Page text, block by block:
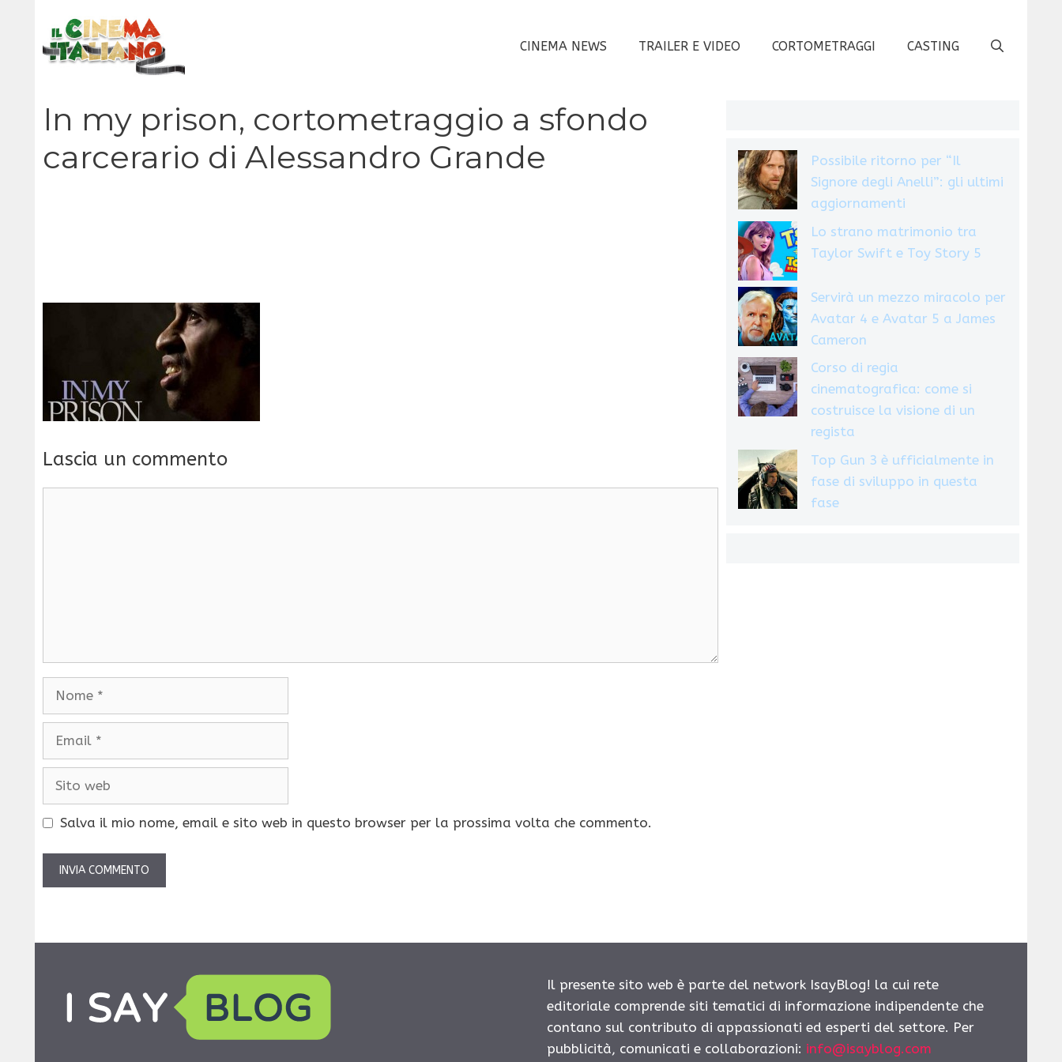
contenuto
CINEMA NEWS TRAILER E VIDEO CORTOMETRAGGI CASTING
In my prison, cortometraggio a sfondo
carcerario di Alessandro Grande
Lascia un commento
Salva il mio nome, email e sito web in questo browser per la prossima volta che commento.
Possibile ritorno per “Il
Signore degli Anelli”: gli ultimi
aggiornamenti
Lo strano matrimonio tra
Taylor Swift e Toy Story 5
Servirà un mezzo miracolo per
Avatar 4 e Avatar 5 a James
Cameron
Corso di regia
cinematografica: come si
costruisce la visione di un
regista
Top Gun 3 è ufficialmente in
fase di sviluppo in questa
fase
Il presente sito web è parte del network IsayBlog! la cui rete
editoriale comprende siti tematici di informazione indipendente che
contano sul contributo di appassionati ed esperti del settore. Per
pubblicità, comunicati e collaborazioni: info@isayblog.com